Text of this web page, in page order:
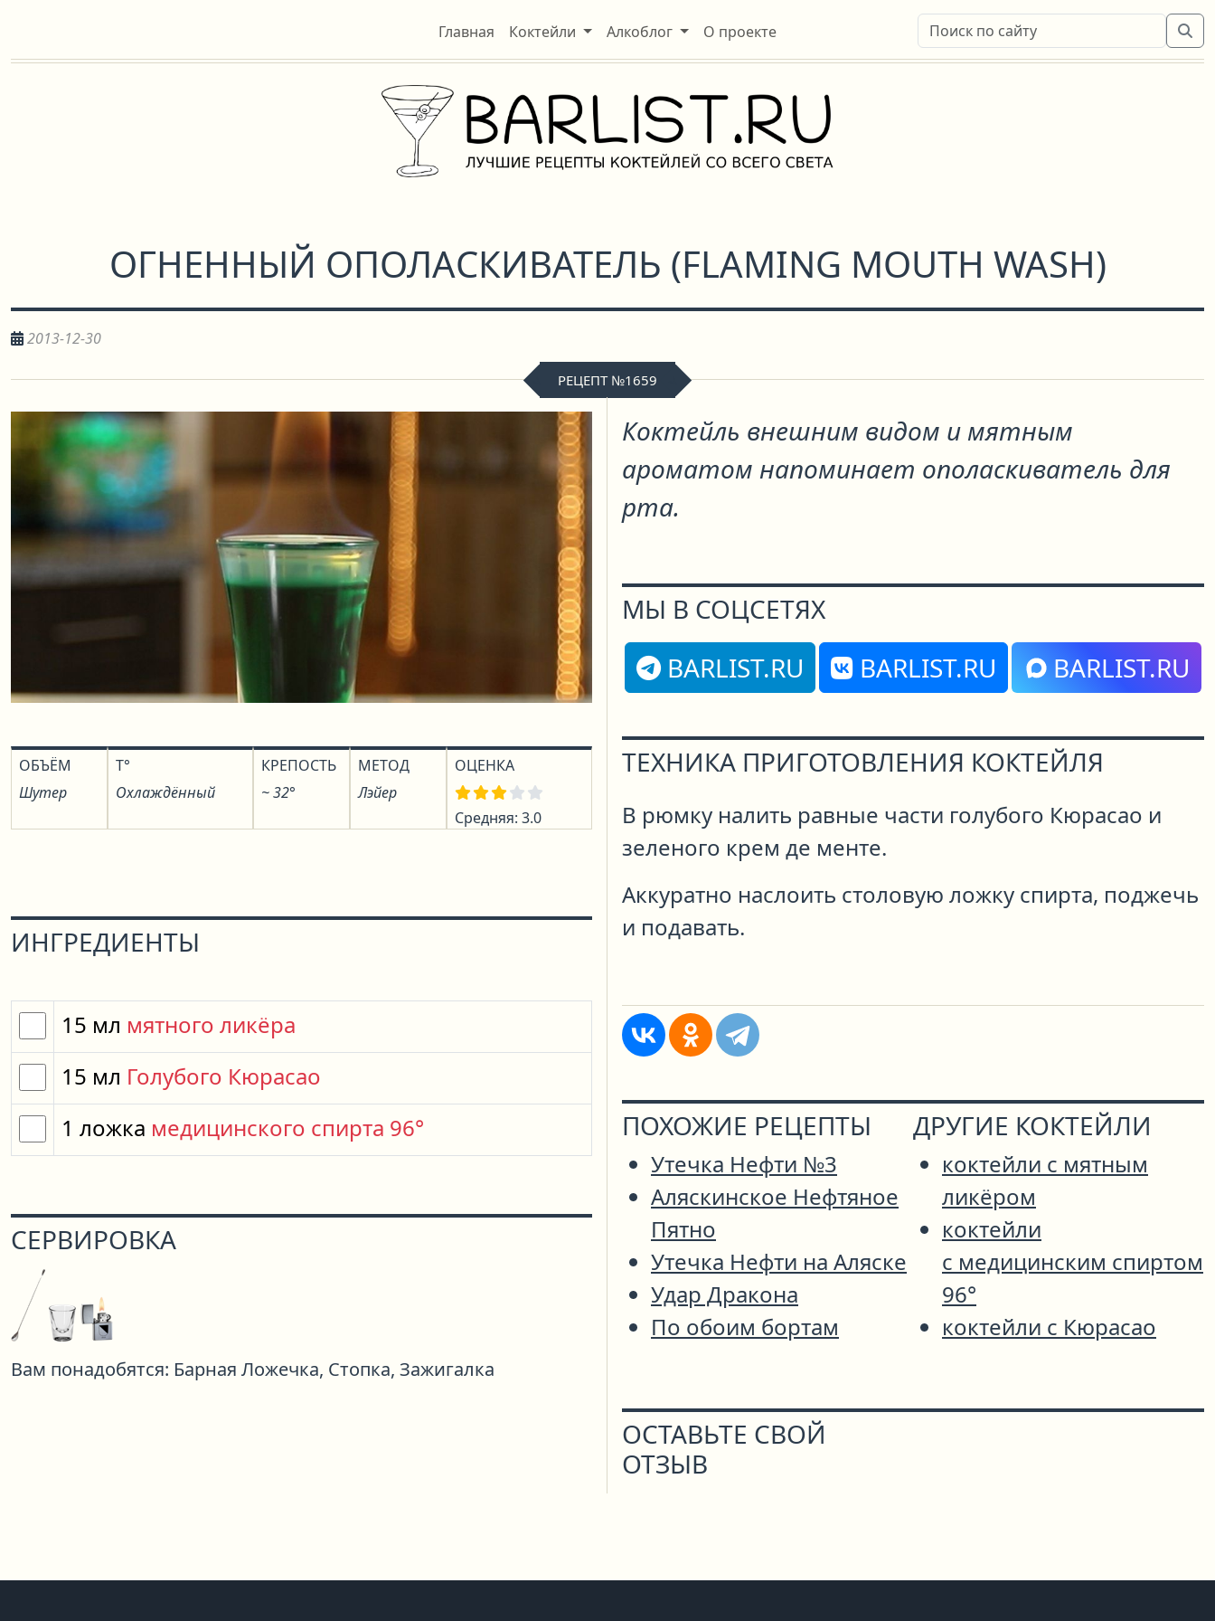
Главная Коктейли Алкоблог О проекте
ОГНЕННЫЙ ОПОЛАСКИВАТЕЛЬ (FLAMING MOUTH WASH)
2013-12-30
РЕЦЕПТ №1659
ОБЪЁМ
Шутер
T°
Охлаждённый
КРЕПОСТЬ
~ 32°
МЕТОД
Лэйер
ОЦЕНКА
Средняя: 3.0
ИНГРЕДИЕНТЫ
15 мл мятного ликёра
15 мл Голубого Кюрасао
1 ложка медицинского спирта 96°
СЕРВИРОВКА
Вам понадобятся: Барная Ложечка, Стопка, Зажигалка
Коктейль внешним видом и мятным
ароматом напоминает ополаскиватель для
рта.
МЫ В СОЦСЕТЯХ
BARLIST.RU
BARLIST.RU BARLIST.RU
ТЕХНИКА ПРИГОТОВЛЕНИЯ КОКТЕЙЛЯ
В рюмку налить равные части голубого Кюрасао и
зеленого крем де менте.
Аккуратно наслоить столовую ложку спирта, поджечь
и подавать.
ПОХОЖИЕ РЕЦЕПТЫ
Утечка Нефти №3
Аляскинское Нефтяное
Пятно
Утечка Нефти на Аляске
Удар Дракона
По обоим бортам
ДРУГИЕ КОКТЕЙЛИ
коктейли с мятным
ликёром
коктейли
с медицинским спиртом
96°
коктейли с Кюрасао
ОСТАВЬТЕ СВОЙ
ОТЗЫВ